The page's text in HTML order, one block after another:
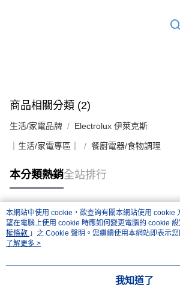
商品相關分類 (2)
生活/家電品牌 Electrolux 伊萊克斯
｜生活/家電專區｜ 餐廚電器/食物調理
本分類熱銷全站排行
熱門標籤
本網站中使用 cookie，欲查詢有關本網站使用 cookie
望在電腦上使用 cookie 時應如何變更電腦的 cookie
權條款 」之 Cookie 聲明。您繼續使用本網站即表示
用條款之 Cookie 聲明使用 cookie。
了解更多 >
我知道了